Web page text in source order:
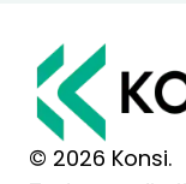
© 2026 Konsi.